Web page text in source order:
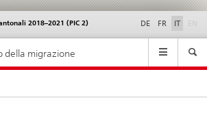
2018–2021 (PIC 2) DE FR IT
della migrazione